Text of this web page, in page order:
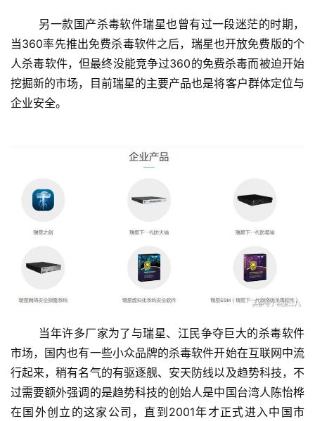
当360率先推出免费杀毒软件之后，瑞星也开放免费版的个
人杀毒软件，但最终没能竞争过360的免费杀毒而被迫开始
挖掘新的市场，目前瑞星的主要产品也是将客户群体定位与
企业安全。
市场，国内也有一些小众品牌的杀毒软件开始在互联网中流
行起来，稍有名气的有驱逐舰、安天防线以及趋势科技，不
过需要额外强调的是趋势科技的创始人是中国台湾人陈怡桦
在国外创立的这家公司，直到2001年才正式进入中国市